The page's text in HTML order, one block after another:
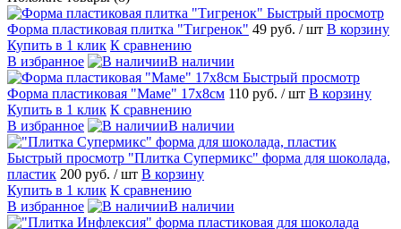
Быстрый просмотр
Форма пластиковая плитка "Тигренок" 49 руб. / шт В корзину
Купить в 1 клик К сравнению
В избранное
В наличии
Быстрый просмотр
Форма пластиковая "Маме" 17х8см 110 руб. / шт В корзину
Купить в 1 клик К сравнению
В избранное
В наличии
Быстрый просмотр "Плитка Супермикс" форма для шоколада,
пластик 200 руб. / шт В корзину
Купить в 1 клик К сравнению
В избранное
В наличии